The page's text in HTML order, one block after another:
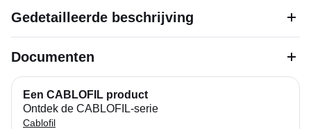
Gedetailleerde beschrijving
Documenten
Een CABLOFIL product
Ontdek de CABLOFIL-serie
Cablofil